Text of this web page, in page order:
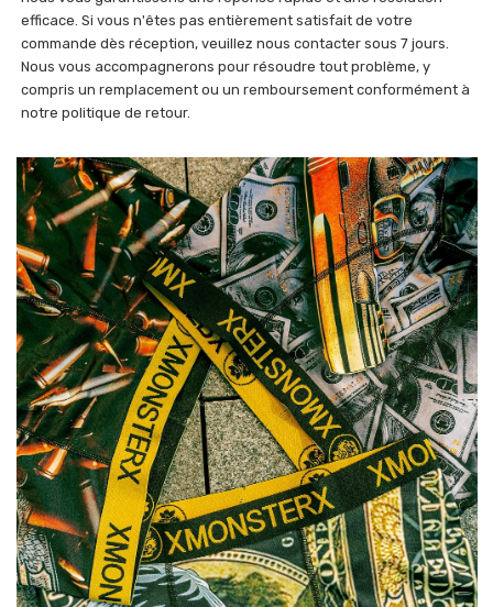
efficace. Si vous n'êtes pas entièrement satisfait de votre
commande dès réception, veuillez nous contacter sous 7 jours.
Nous vous accompagnerons pour résoudre tout problème, y
compris un remplacement ou un remboursement conformément à
notre politique de retour.